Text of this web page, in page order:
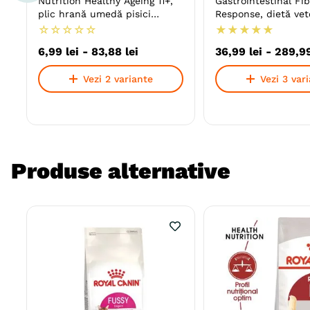
plic hrană umedă pisici
senior, (în sos)
☆ ☆ ☆ ☆ ☆
6,99 lei - 83,88 lei
Vezi 2 variante
Response, dietă
hrană uscată pisici,
★ ★ ★ ★ ★
36,99 lei - 289,
Vezi 3
Produse alternative